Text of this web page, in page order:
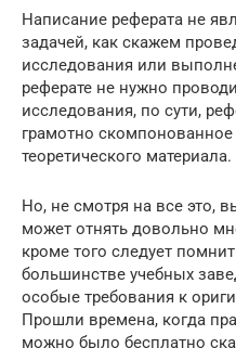
Написание реферата не
задачей, как скажем
исследования или
реферате не нужно
исследования, по сути,
грамотно
теоретического материала.
Но, не смотря на все это,
может отнять довольно
кроме того следует
большинстве учебных
особые требования к
Прошли времена, когда
можно было бесплатно